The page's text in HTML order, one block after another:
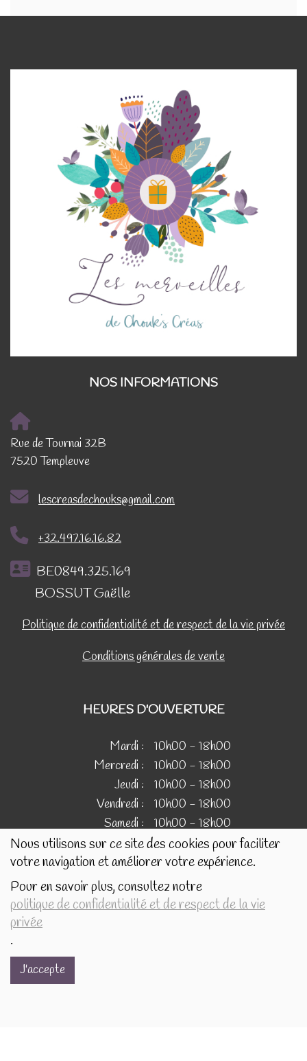
Nous utilisons sur ce site des cookies pour faciliter
votre navigation et améliorer votre expérience.
Pour en savoir plus, consultez notre
politique de confidentialité et de respect de la vie
privée
.
J'accepte
NOS INFORMATIONS
Rue de Tournai 32B
7520 Templeuve
lescreasdechouks@gmail.com
+32.497.16.16.82
BE0849.325.169
BOSSUT Gaëlle
Politique de confidentialité et de respect de la vie privée
Conditions générales de vente
HEURES D'OUVERTURE
Mardi :
10h00 - 18h00
Mercredi :
10h00 - 18h00
Jeudi :
10h00 - 18h00
Vendredi :
10h00 - 18h00
Samedi :
10h00 - 18h00
IMAGES
Les images présentées pour illustrer les produits en vente
sur ce site ne sont pas contractuelles.